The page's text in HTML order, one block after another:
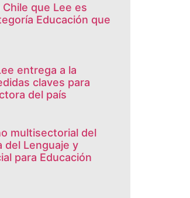
que Lee es
Educación que
entrega a la
claves para
del país
multisectorial del
del Lenguaje y
para Educación